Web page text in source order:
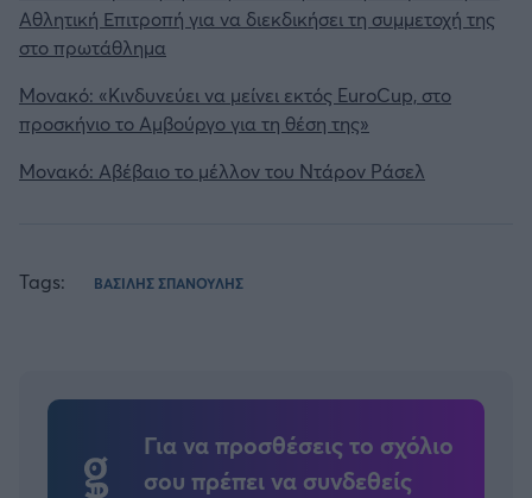
Αθλητική Επιτροπή για να διεκδικήσει τη συμμετοχή της
στο πρωτάθλημα
Μονακό: «Κινδυνεύει να μείνει εκτός EuroCup, στο
προσκήνιο το Αμβούργο για τη θέση της»
Μονακό: Αβέβαιο το μέλλον του Ντάρον Ράσελ
Tags: ΒΑΣΙΛΗΣ ΣΠΑΝΟΥΛΗΣ
Για να προσθέσεις το σχόλιο
σου πρέπει να συνδεθείς